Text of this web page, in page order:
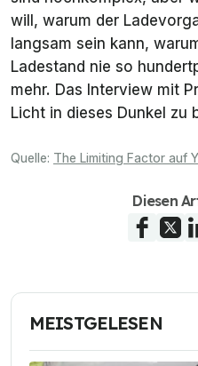
will, warum der
langsam sein kann,
Ladestand nie so
mehr. Das Interview mit
Licht in dieses Dunkel
Quelle: The Limiting Factor auf
Diesen
MEISTGELESEN